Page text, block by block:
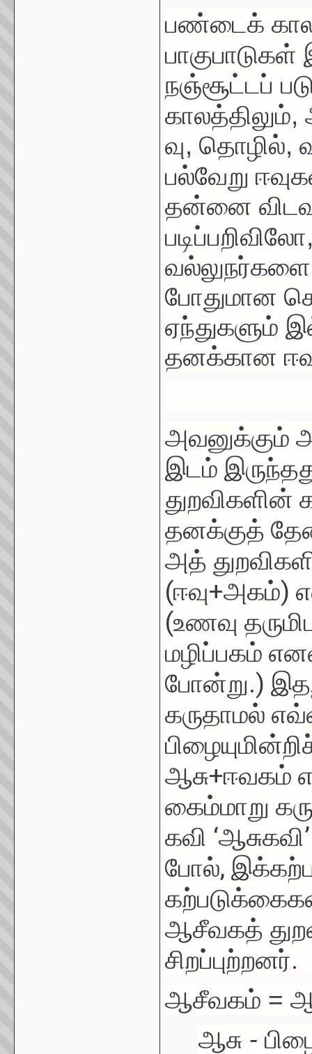
பண்டைக் கால
நஞ்சூட்டப்
காலத்திலும்,
வு, தொழில்,
பல்வேறு
தன்னை
படிப்பறிவிலோ
போதுமான
ஏந்துகளும்
தனக்கான
அவனுக்கும்
இடம்
துறவிகளின்
தனக்குத்
அத்
(ஈவு+அகம்)
(உணவு
மழிப்பகம்
போன்று.)
கருதாமல்
ஆசு+ஈவகம்
கைம்மாறு
கவி
போல்,
ஆசீவகத்
சிறப்புற்றனர்.
ஆசீவகம் =
ஆசு -